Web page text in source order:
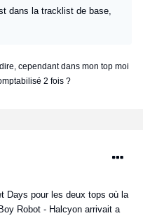
dans la tracklist de base,
cependant dans mon top moi
2 fois ?
Days pour les deux tops où la
Robot - Halcyon arrivait a